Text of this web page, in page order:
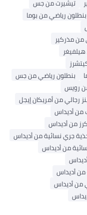
تيشيرت من جس
بنطلون رياضي من بوما
من مذركير
بنطلون رياضي من جس
رويس
رجالي من أمريكان إيجل
من أديداس
من أديداس
جري نسائية من أديداس
من أديداس
من أديداس
من أديداس